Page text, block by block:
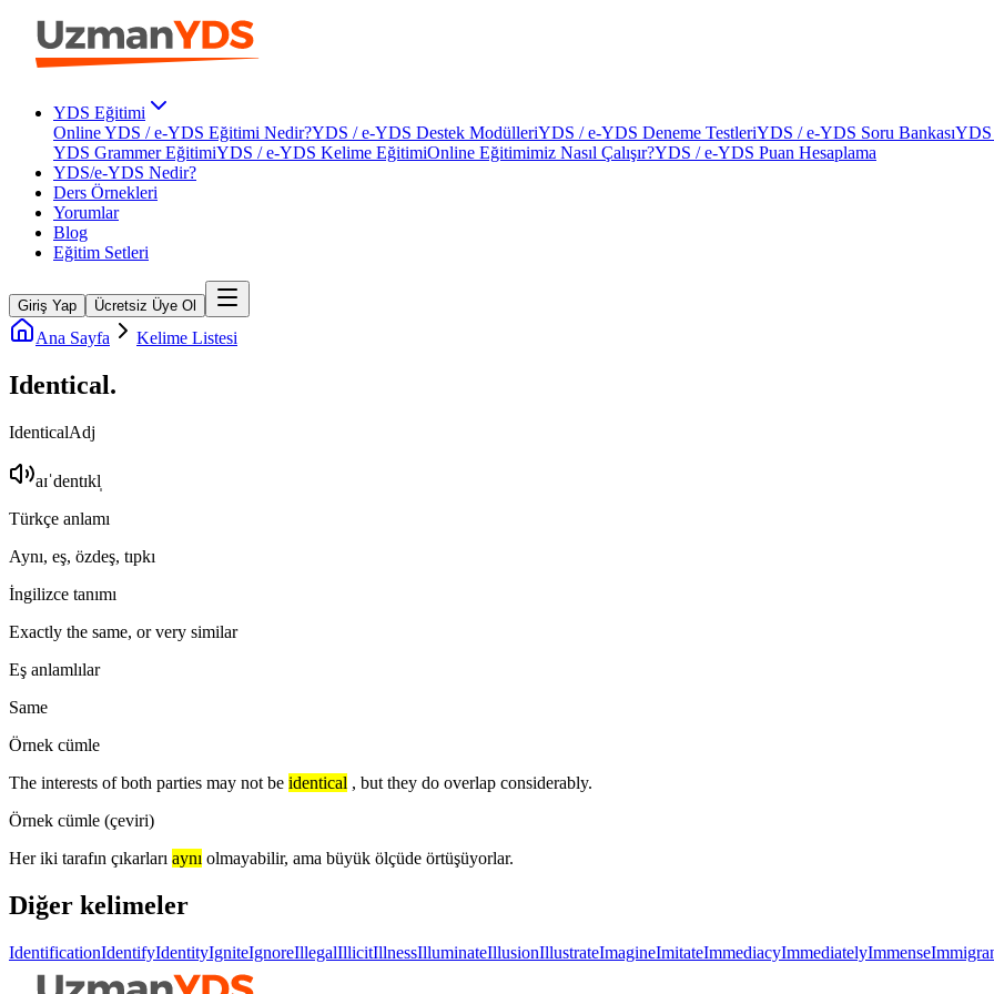
YDS Eğitimi
Online YDS / e-YDS Eğitimi Nedir?YDS / e-YDS Destek ModülleriYDS / e-YDS Deneme TestleriYDS / e-YDS Soru BankasıYDS
YDS Grammer EğitimiYDS / e-YDS Kelime EğitimiOnline Eğitimimiz Nasıl Çalışır?YDS / e-YDS Puan Hesaplama
YDS/e-YDS Nedir?
Ders Örnekleri
Yorumlar
Blog
Eğitim Setleri
Giriş Yap Ücretsiz Üye Ol
Ana Sayfa Kelime Listesi
Identical.
IdenticalAdj
aɪˈdentɪkl̩
Türkçe anlamı
Aynı, eş, özdeş, tıpkı
İngilizce tanımı
Exactly the same, or very similar
Eş anlamlılar
Same
Örnek cümle
The interests of both parties may not be identical , but they do overlap considerably.
Örnek cümle (çeviri)
Her iki tarafın çıkarları aynı olmayabilir, ama büyük ölçüde örtüşüyorlar.
Diğer kelimeler
IdentificationIdentifyIdentityIgniteIgnoreIllegalIllicitIllnessIlluminateIllusionIllustrateImagineImitateImmediacyImmediatelyImmense